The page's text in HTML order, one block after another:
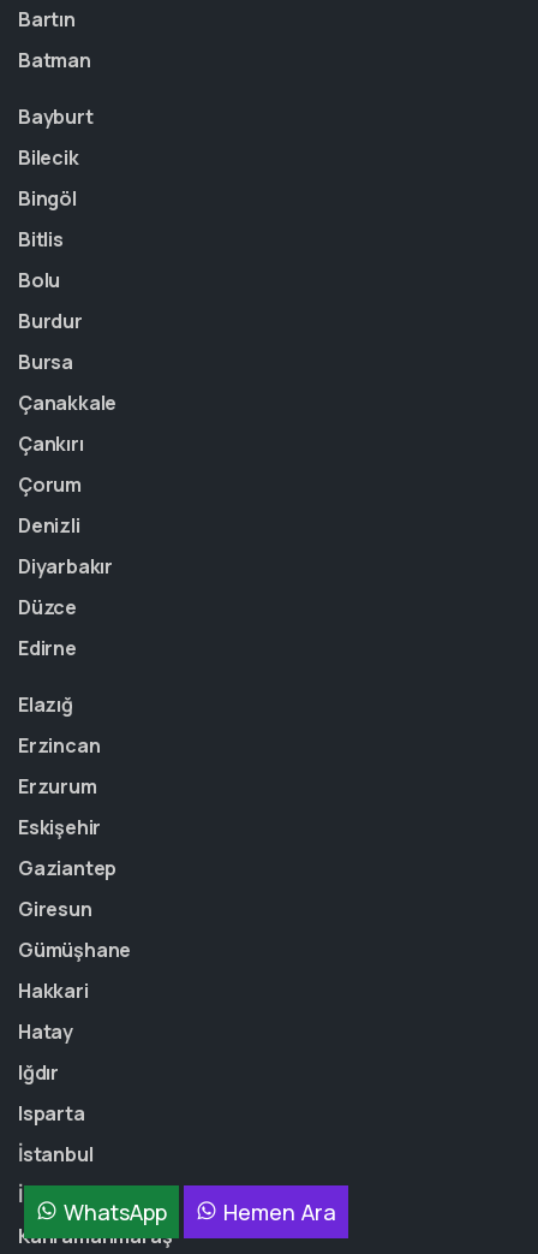
Bartın
Batman
Bayburt
Bilecik
Bingöl
Bitlis
Bolu
Burdur
Bursa
Çanakkale
Çankırı
Çorum
Denizli
Diyarbakır
Düzce
Edirne
Elazığ
Erzincan
Erzurum
Eskişehir
Gaziantep
Giresun
Gümüşhane
Hakkari
Hatay
Iğdır
Isparta
İstanbul
İzmir
Kahramanmaraş
WhatsApp Hemen Ara